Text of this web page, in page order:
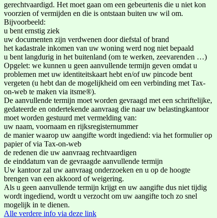
gerechtvaardigd. Het moet gaan om een gebeurtenis die u niet kon
voorzien of vermijden en die is ontstaan buiten uw wil om.
Bijvoorbeeld:
u bent ernstig ziek
uw documenten zijn verdwenen door diefstal of brand
het kadastrale inkomen van uw woning werd nog niet bepaald
u bent langdurig in het buitenland (om te werken, zeevarenden …)
Opgelet: we kunnen u geen aanvullende termijn geven omdat u
problemen met uw identiteitskaart hebt en/of uw pincode bent
vergeten (u hebt dan de mogelijkheid om een verbinding met Tax-
on-web te maken via itsme®).
De aanvullende termijn moet worden gevraagd met een schriftelijke,
gedateerde en ondertekende aanvraag die naar uw belastingkantoor
moet worden gestuurd met vermelding van:
uw naam, voornaam en rijksregisternummer
de manier waarop uw aangifte wordt ingediend: via het formulier op
papier of via Tax-on-web
de redenen die uw aanvraag rechtvaardigen
de einddatum van de gevraagde aanvullende termijn
Uw kantoor zal uw aanvraag onderzoeken en u op de hoogte
brengen van een akkoord of weigering.
Als u geen aanvullende termijn krijgt en uw aangifte dus niet tijdig
wordt ingediend, wordt u verzocht om uw aangifte toch zo snel
mogelijk in te dienen.
Alle verdere info via deze link